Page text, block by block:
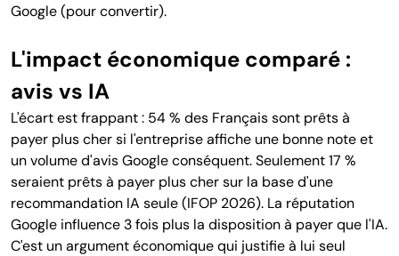
Google (pour convertir).
L'impact économique comparé :
avis vs IA
L'écart est frappant : 54 % des Français sont prêts à
payer plus cher si l'entreprise affiche une bonne note et
un volume d'avis Google conséquent. Seulement 17 %
seraient prêts à payer plus cher sur la base d'une
recommandation IA seule (IFOP 2026). La réputation
Google influence 3 fois plus la disposition à payer que l'IA.
C'est un argument économique qui justifie à lui seul